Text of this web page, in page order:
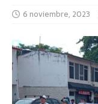
6 noviembre, 2023